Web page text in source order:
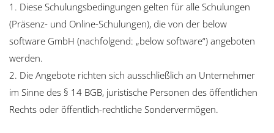
1. Diese Schulungsbedingungen gelten für alle Schulungen
(Präsenz- und Online-Schulungen), die von der below
software GmbH (nachfolgend: „below software“) angeboten
werden.
2. Die Angebote richten sich ausschließlich an Unternehmer
im Sinne des § 14 BGB, juristische Personen des öffentlichen
Rechts oder öffentlich-rechtliche Sondervermögen.